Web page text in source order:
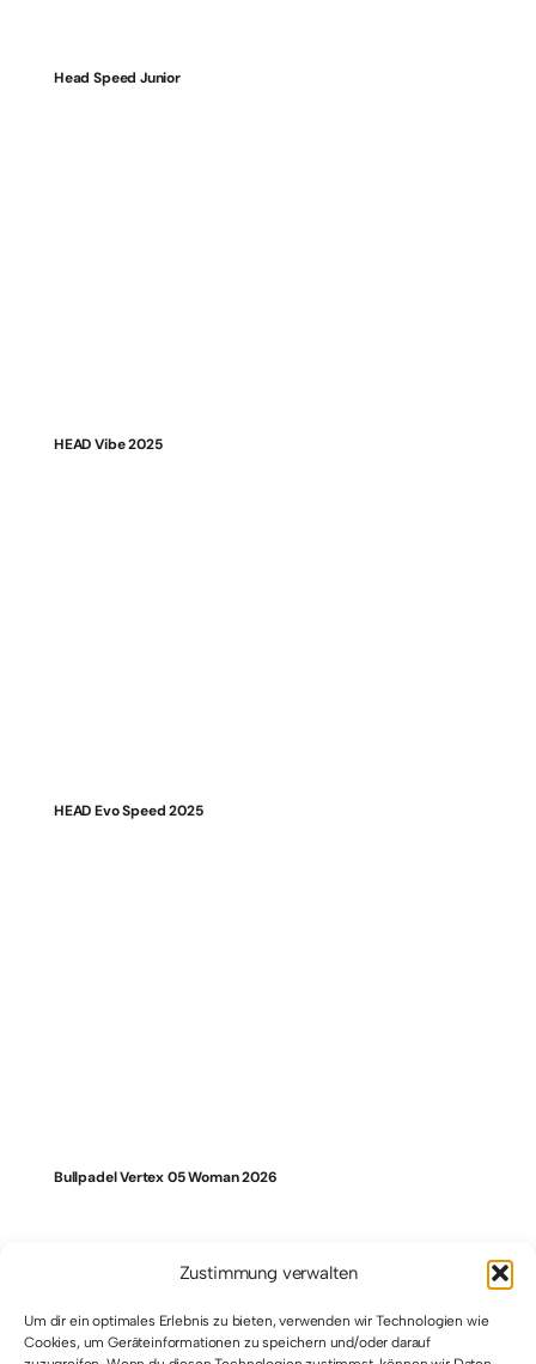
Zustimmung verwalten
Um dir ein optimales Erlebnis zu bieten, verwenden wir Technologien wie
Cookies, um Geräteinformationen zu speichern und/oder darauf
Head Speed Junior
HEAD Vibe 2025
HEAD Evo Speed 2025
Bullpadel Vertex 05 Woman 2026